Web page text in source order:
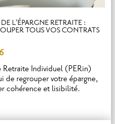
L’ÉPARGNE RETRAITE :
TOUS VOS CONTRATS
Retraite Individuel (PERin)
de regrouper votre épargne,
cohérence et lisibilité.